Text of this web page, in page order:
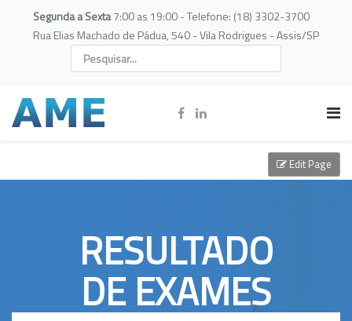
Segunda a Sexta7:00 as 19:00 - Telefone: (18) 3302-3700
Rua Elias Machado de Pádua, 540 - Vila Rodrigues - Assis/SP
RESULTADO
DE EXAMES
Edit Page